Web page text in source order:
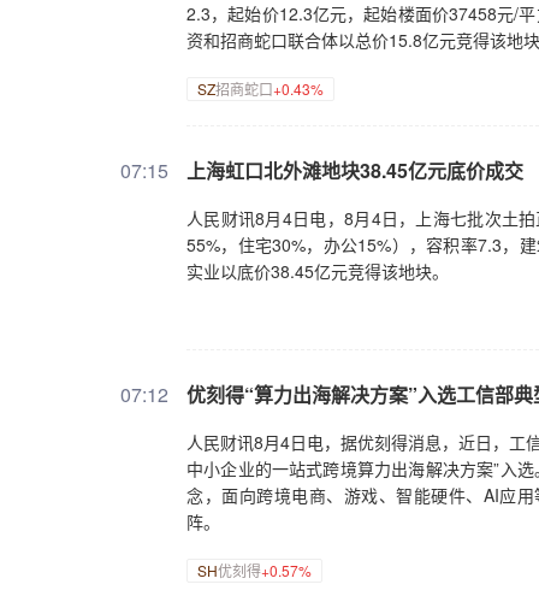
2.3，起始价12.3亿元，起始楼面价37458元/
资和招商蛇口联合体以总价15.8亿元竞得该地
SZ招商蛇口+0.43%
07:15 上海虹口北外滩地块38.45亿元底价成交
人民财讯8月4日电，8月4日，上海七批次土
55%，住宅30%，办公15%），容积率7.3，
实业以底价38.45亿元竞得该地块。
07:12 优刻得“算力出海解决方案”入选工信部
人民财讯8月4日电，据优刻得消息，近日，工
中小企业的一站式跨境算力出海解决方案”入
念，面向跨境电商、游戏、智能硬件、AI应
阵。
SH优刻得+0.57%